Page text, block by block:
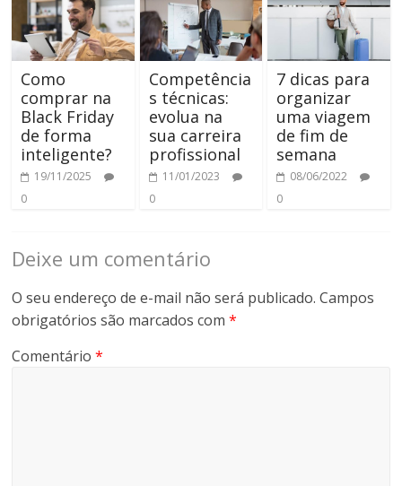
Como
comprar na
Black Friday
de forma
inteligente?
19/11/2025
0
Competência
s técnicas:
evolua na
sua carreira
profissional
11/01/2023
0
7 dicas para
organizar
uma viagem
de fim de
semana
08/06/2022
0
Deixe um comentário
O seu endereço de e-mail não será publicado. Campos
obrigatórios são marcados com*
Comentário*